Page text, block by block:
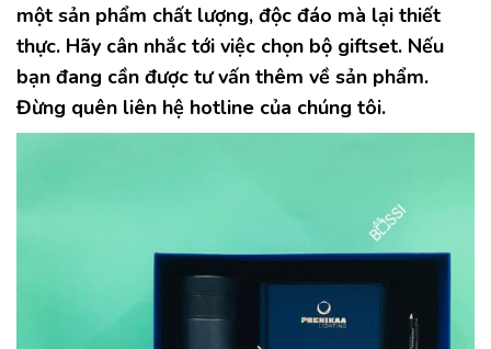
một sản phẩm chất lượng, độc đáo mà lại thiết
thực. Hãy cân nhắc tới việc chọn bộ giftset. Nếu
bạn đang cần được tư vấn thêm về sản phẩm.
Đừng quên liên hệ hotline của chúng tôi.